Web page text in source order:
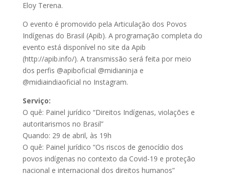
Eloy Terena.
O evento é promovido pela Articulação dos Povos
Indígenas do Brasil (Apib). A programação completa do
evento está disponível no site da Apib
(http://apib.info/). A transmissão será feita por meio
dos perfis @apiboficial @midianinja e
@midiaindiaoficial no Instagram.
Serviço:
O quê: Painel jurídico “Direitos Indígenas, violações e
autoritarismos no Brasil”
Quando: 29 de abril, às 19h
O quê: Painel jurídico “Os riscos de genocídio dos
povos indígenas no contexto da Covid-19 e proteção
nacional e internacional dos direitos humanos”